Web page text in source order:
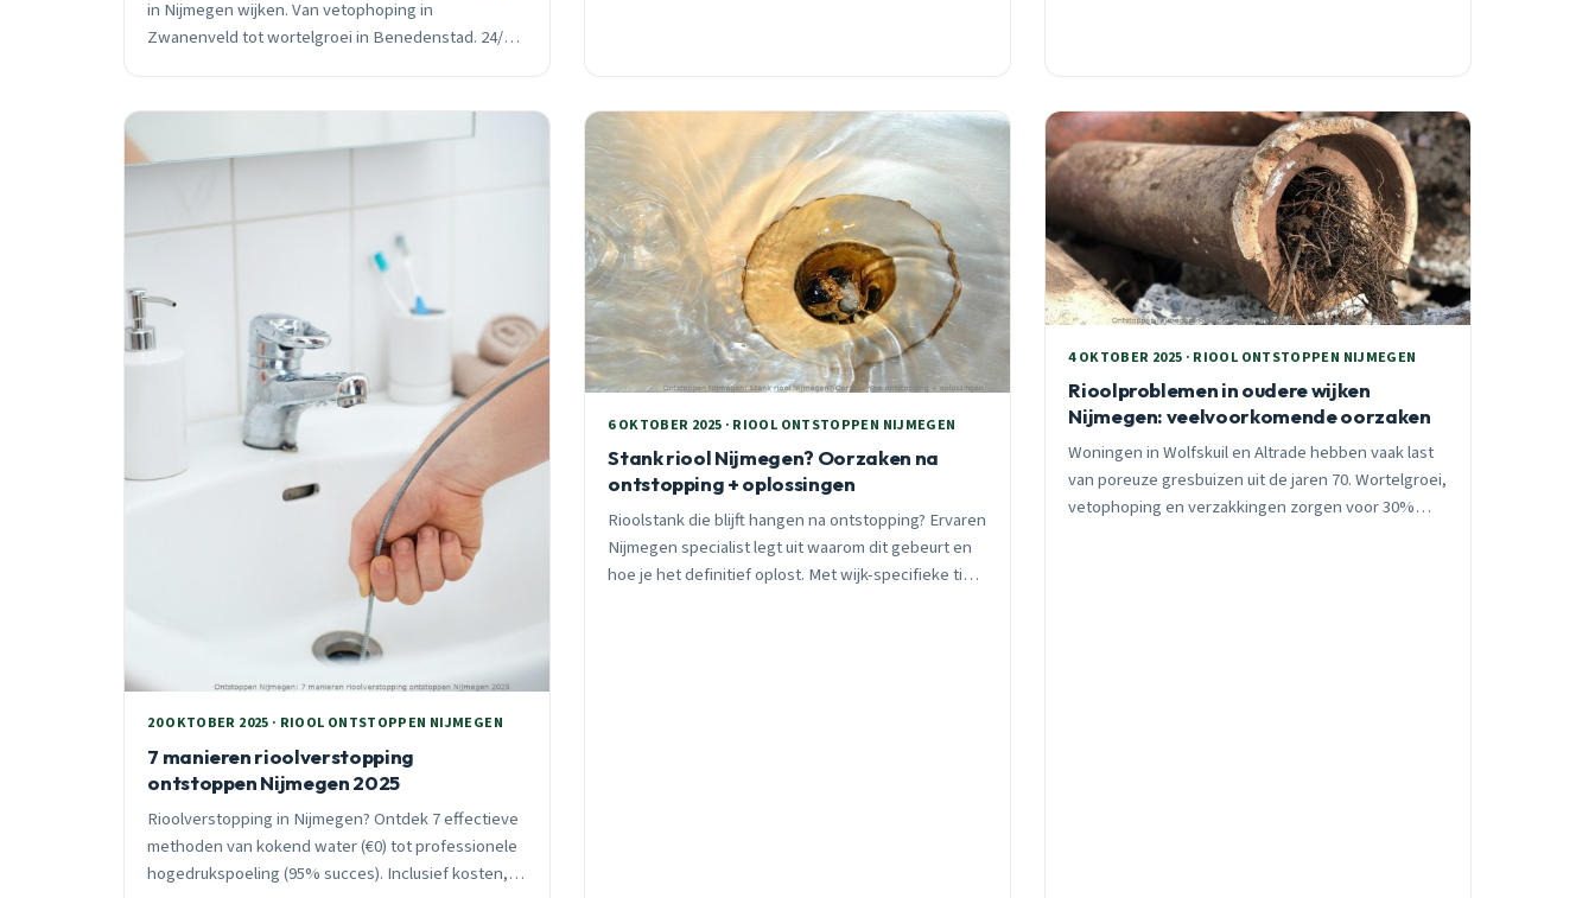
in Nijmegen wijken. Van vetophoping in
Zwanenveld tot wortelgroei in Benedenstad. 24/7
20 OKTOBER 2025 · RIOOL ONTSTOPPEN NIJMEGEN
7 manieren rioolverstopping
ontstoppen Nijmegen 2025
Rioolverstopping in Nijmegen? Ontdek 7 effectieve
methoden van kokend water (€0) tot professionele
hogedrukspoeling (95% succes). Inclusief kosten,
6 OKTOBER 2025 · RIOOL ONTSTOPPEN NIJMEGEN
Stank riool Nijmegen? Oorzaken na
ontstopping + oplossingen
Rioolstank die blijft hangen na ontstopping? Ervaren
Nijmegen specialist legt uit waarom dit gebeurt en
hoe je het definitief oplost. Met wijk-specifieke tips
4 OKTOBER 2025 · RIOOL ONTSTOPPEN NIJMEGEN
Rioolproblemen in oudere wijken
Nijmegen: veelvoorkomende oorzaken
Woningen in Wolfskuil en Altrade hebben vaak last
van poreuze gresbuizen uit de jaren 70. Wortelgroei,
vetophoping en verzakkingen zorgen voor 30%